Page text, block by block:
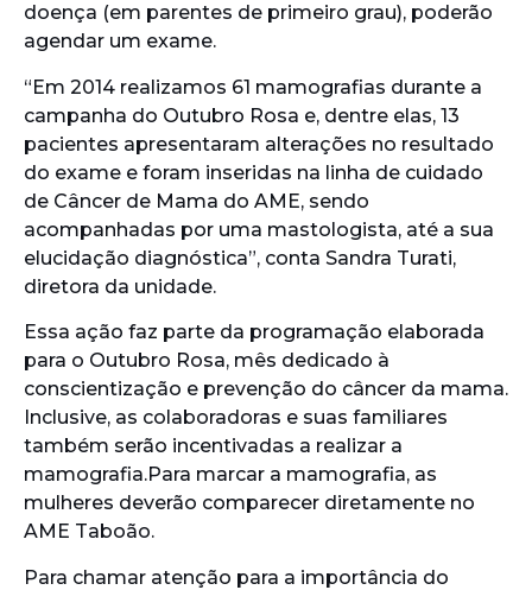
doença (em parentes de primeiro grau), poderão
agendar um exame.
“Em 2014 realizamos 61 mamografias durante a
campanha do Outubro Rosa e, dentre elas, 13
pacientes apresentaram alterações no resultado
do exame e foram inseridas na linha de cuidado
de Câncer de Mama do AME, sendo
acompanhadas por uma mastologista, até a sua
elucidação diagnóstica”, conta Sandra Turati,
diretora da unidade.
Essa ação faz parte da programação elaborada
para o Outubro Rosa, mês dedicado à
conscientização e prevenção do câncer da mama.
Inclusive, as colaboradoras e suas familiares
também serão incentivadas a realizar a
mamografia.Para marcar a mamografia, as
mulheres deverão comparecer diretamente no
AME Taboão.
Para chamar atenção para a importância do